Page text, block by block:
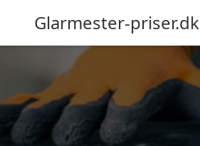
Glarmester-priser.dk